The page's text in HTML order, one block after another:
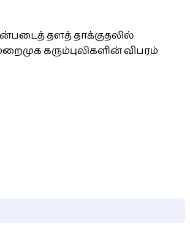
தளத் தாக்குதலில்
கரும்புலிகளின் விபரம்